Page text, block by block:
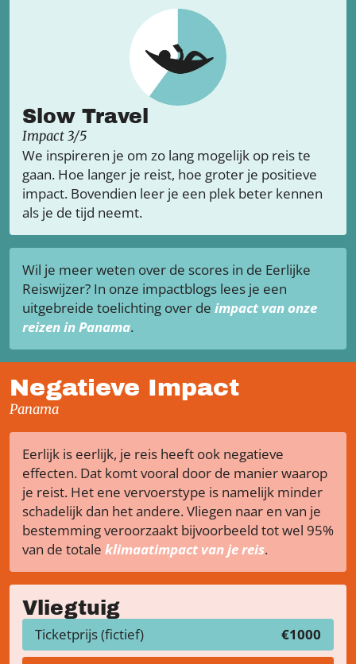
Slow Travel
Impact 3/5
We inspireren je om zo lang mogelijk op reis te
gaan. Hoe langer je reist, hoe groter je positieve
impact. Bovendien leer je een plek beter kennen
als je de tijd neemt.
Wil je meer weten over de scores in de Eerlijke
Reiswijzer? In onze impactblogs lees je een
uitgebreide toelichting over de impact van onze
reizen in Panama.
Negatieve Impact
Panama
Eerlijk is eerlijk, je reis heeft ook negatieve
effecten. Dat komt vooral door de manier waarop
je reist. Het ene vervoerstype is namelijk minder
schadelijk dan het andere. Vliegen naar en van je
bestemming veroorzaakt bijvoorbeeld tot wel 95%
van de totale klimaatimpact van je reis.
Vliegtuig
Ticketprijs (fictief) €1000